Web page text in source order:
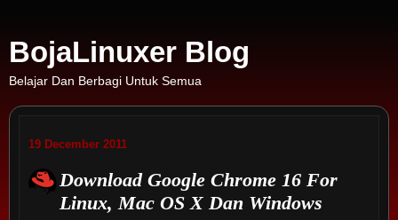
BojaLinuxer Blog
Belajar Dan Berbagi Untuk Semua
19 December 2011
Download Google Chrome 16 For
Linux, Mac OS X Dan Windows